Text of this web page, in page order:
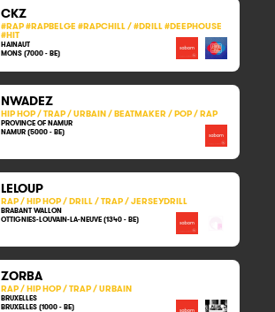
CKZ
#RAP #RAPBELGE #RAPCHILL / #DRILL #DEEPHOUSE
#HIT
HAINAUT
MONS (7000 - BE)
NWADEZ
HIP HOP / TRAP / URBAIN / BEATMAKER / POP / RAP
PROVINCE OF NAMUR
NAMUR (5000 - BE)
LELOUP
RAP / HIP HOP / DRILL / TRAP / JERSEYDRILL
BRABANT WALLON
OTTIGNIES-LOUVAIN-LA-NEUVE (1340 - BE)
ZORBA
RAP / HIP HOP / TRAP / URBAIN
BRUXELLES
BRUXELLES (1000 - BE)